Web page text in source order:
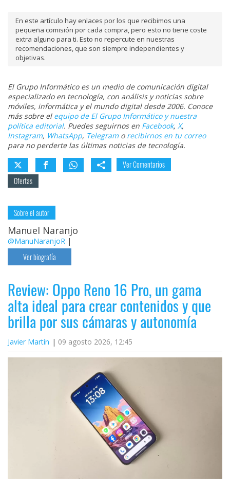
En este artículo hay enlaces por los que recibimos una
pequeña comisión por cada compra, pero esto no tiene coste
extra alguno para ti. Esto no repercute en nuestras
recomendaciones, que son siempre independientes y
objetivas.
El Grupo Informático es un medio de comunicación digital
especializado en tecnología, con análisis y noticias sobre
móviles, informática y el mundo digital desde 2006. Conoce
más sobre el equipo de El Grupo Informático y nuestra
política editorial. Puedes seguirnos en Facebook, X,
Instagram, WhatsApp, Telegramo recibirnos en tu correo
para no perderte las últimas noticias de tecnología.
Ver Comentarios
Ofertas
Sobre el autor
Manuel Naranjo
@ManuNaranjoR |
Ver biografía
Review: Oppo Reno 16 Pro, un gama
alta ideal para crear contenidos y que
brilla por sus cámaras y autonomía
Javier Martín 09 agosto 2026, 12:45